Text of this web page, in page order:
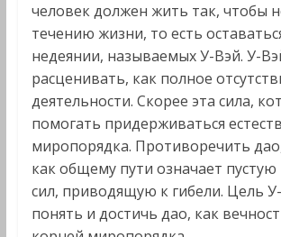
человек должен жить так, чтобы
течению жизни, то есть
недеянии, называемых У-Вэй. У-
расценивать, как полное
деятельности. Скорее эта сила,
помогать придерживаться
миропорядка. Противоречить
как общему пути означает пустую
сил, приводящую к гибели. Цель
понять и достичь дао, как